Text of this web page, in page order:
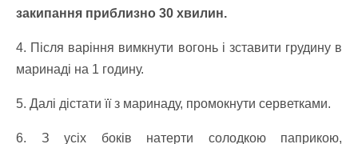
закипання приблизно 30 хвилин.
4. Після варіння вимкнути вогонь і зставити грудину в
маринаді на 1 годину.
5. Далі дістати її з маринаду, промокнути серветками.
6. З усіх боків натерти солодкою паприкою,